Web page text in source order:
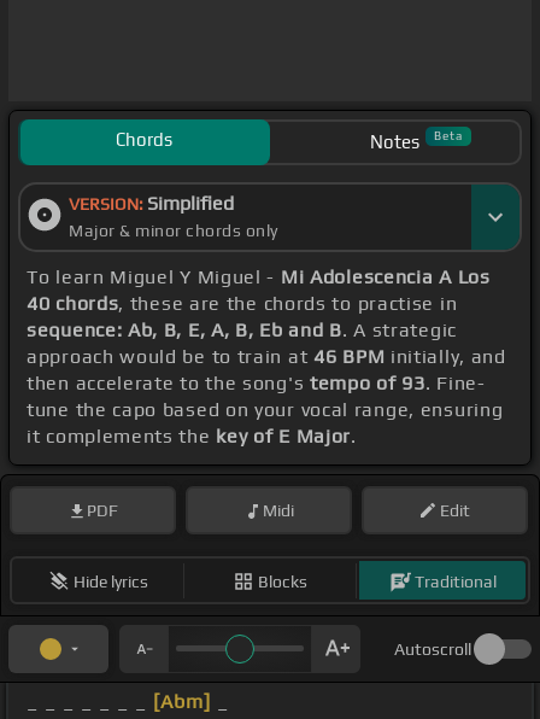
Chords Notes Beta
VERSION: Simplified
Major & minor chords only
To learn Miguel Y Miguel - Mi Adolescencia A Los
40 chords, these are the chords to practise in
sequence: Ab, B, E, A, B, Eb and B. A strategic
approach would be to train at 46 BPM initially, and
then accelerate to the song's tempo of 93. Fine-
tune the capo based on your vocal range, ensuring
it complements the key of E Major.
PDF Midi Edit
Hide lyrics Blocks Traditional
Autoscroll
[Abm]